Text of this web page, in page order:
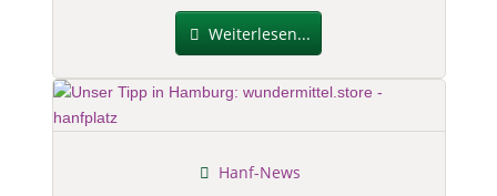
Weiterlesen...
Hanf-News